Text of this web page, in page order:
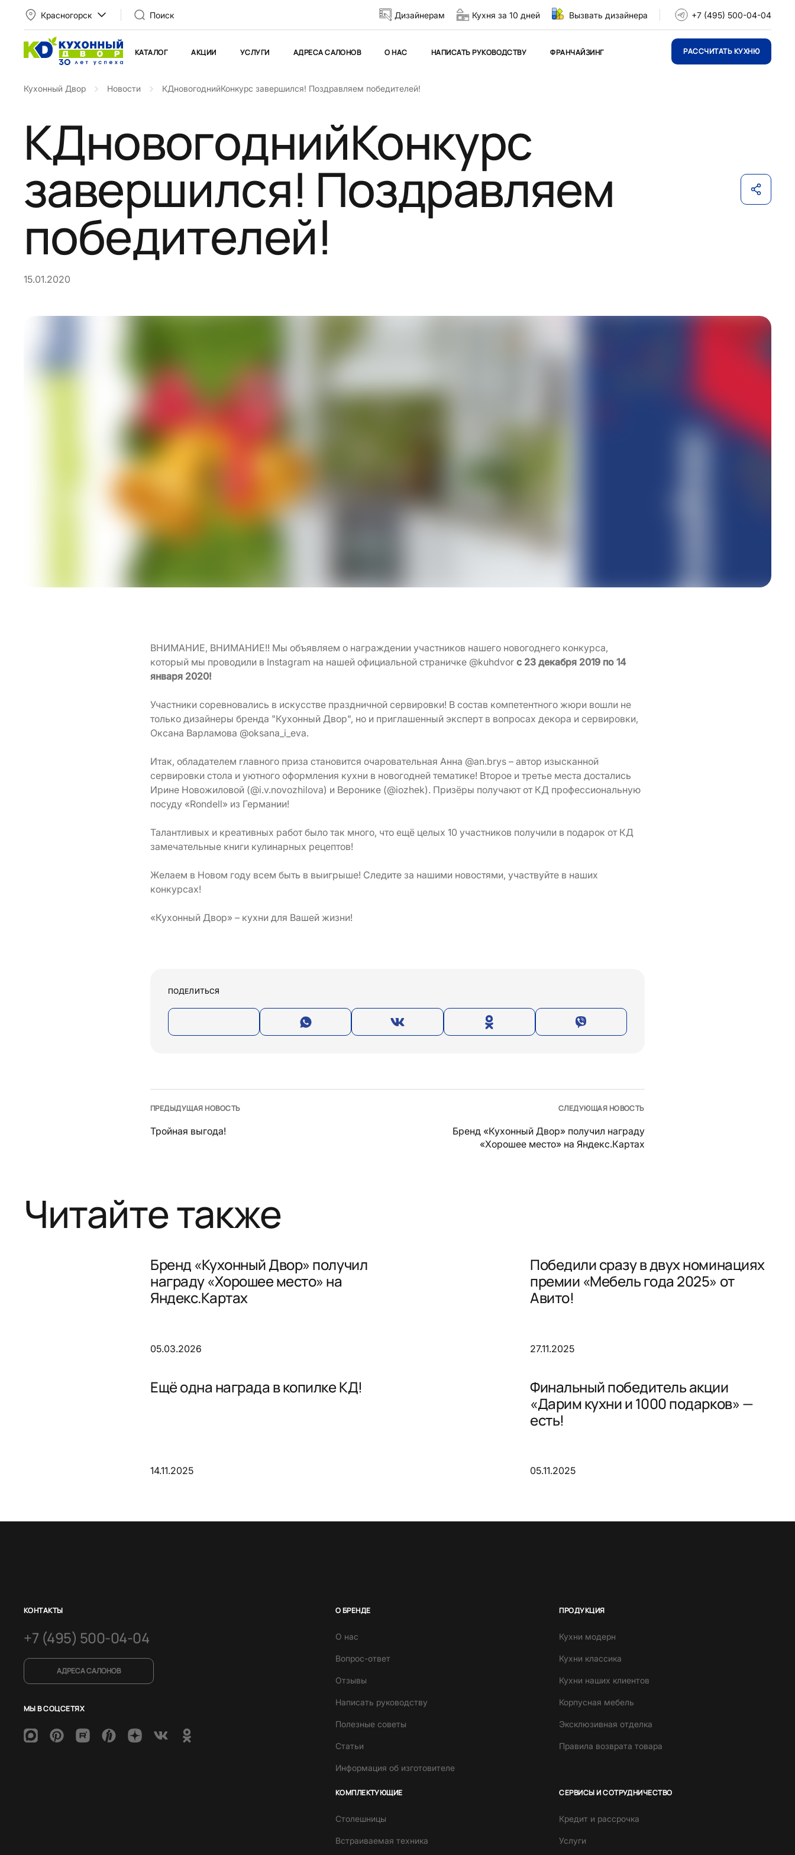
Красногорск Поиск Дизайнерам Кухня за 10 дней Вызвать дизайнера +7 (495) 500-04-04
КАТАЛОГ АКЦИИ УСЛУГИ АДРЕСА САЛОНОВ О НАС НАПИСАТЬ РУКОВОДСТВУ ФРАНЧАЙЗИНГ РАССЧИТАТЬ КУХНЮ
Кухонный Двор Новости КДновогоднийКонкурс завершился! Поздравляем победителей!
КДновогоднийКонкурс
завершился! Поздравляем
победителей!
15.01.2020
ВНИМАНИЕ, ВНИМАНИЕ!! Мы объявляем о награждении участников нашего новогоднего конкурса,
который мы проводили в Instagram на нашей официальной страничке @kuhdvor с 23 декабря 2019 по 14
января 2020!
Участники соревновались в искусстве праздничной сервировки! В состав компетентного жюри вошли не
только дизайнеры бренда "Кухонный Двор", но и приглашенный эксперт в вопросах декора и сервировки,
Оксана Варламова @oksana_i_eva.
Итак, обладателем главного приза становится очаровательная Анна @an.brys – автор изысканной
сервировки стола и уютного оформления кухни в новогодней тематике! Второе и третье места достались
Ирине Новожиловой (@i.v.novozhilova) и Веронике (@iozhek). Призёры получают от КД профессиональную
посуду «Rondell» из Германии!
Талантливых и креативных работ было так много, что ещё целых 10 участников получили в подарок от КД
замечательные книги кулинарных рецептов!
Желаем в Новом году всем быть в выигрыше! Следите за нашими новостями, участвуйте в наших
конкурсах!
«Кухонный Двор» – кухни для Вашей жизни!
ПОДЕЛИТЬСЯ
ПРЕДЫДУЩАЯ НОВОСТЬ
Тройная выгода!
СЛЕДУЮЩАЯ НОВОСТЬ
Бренд «Кухонный Двор» получил награду
«Хорошее место» на Яндекс.Картах
Читайте также
Бренд «Кухонный Двор» получил
награду «Хорошее место» на
Яндекс.Картах
05.03.2026
Победили сразу в двух номинациях
премии «Мебель года 2025» от
Авито!
27.11.2025
Ещё одна награда в копилке КД!
14.11.2025
Финальный победитель акции
«Дарим кухни и 1000 подарков» —
есть!
05.11.2025
КОНТАКТЫ
+7 (495) 500-04-04
АДРЕСА САЛОНОВ
МЫ В СОЦСЕТЯХ
О БРЕНДЕ
О нас
Вопрос-ответ
Отзывы
Написать руководству
Полезные советы
Статьи
Информация об изготовителе
ПРОДУКЦИЯ
Кухни модерн
Кухни классика
Кухни наших клиентов
Корпусная мебель
Эксклюзивная отделка
Правила возврата товара
КОМПЛЕКТУЮЩИЕ
Столешницы
Встраиваемая техника
СЕРВИСЫ И СОТРУДНИЧЕСТВО
Кредит и рассрочка
Услуги